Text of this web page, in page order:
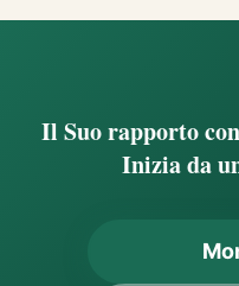
Il Suo rapporto
Inizia da